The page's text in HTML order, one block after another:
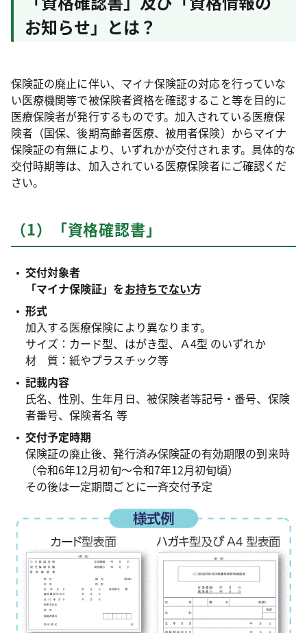
お知らせ」とは？
保険証の廃止に伴い、マイナ保険証の対応を行っていな
い医療機関等で被保険者資格を確認すること等を目的に
医療保険者が発行するものです。加入されている医療保
険者（国保、後期高齢者医療、被用者保険）からマイナ
保険証の有無により、いずれかが交付されます。具体的な
交付時期等は、加入されている医療保険者にご確認くだ
さい。
（1）「資格確認書」
交付対象者
「マイナ保険証」をお持ちでない方
形式
加入する医療保険により異なります。
サイズ：カード型、はがき型、Ａ4型 のいずれか
材 質：紙やプラスチック等
記載内容
氏名、性別、生年月日、被保険者等記号・番号、保険
者番号、保険者名 等
交付予定時期
保険証の廃止後、発行済み保険証の有効期限の到来時
（令和6年12月初旬～令和7年12月初旬頃）
その後は一定期間ごとに一斉交付予定